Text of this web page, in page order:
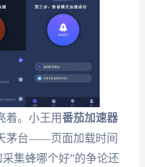
着。小王用番茄加速器
茅台——页面加载时间
集蜂哪个好”的争论还